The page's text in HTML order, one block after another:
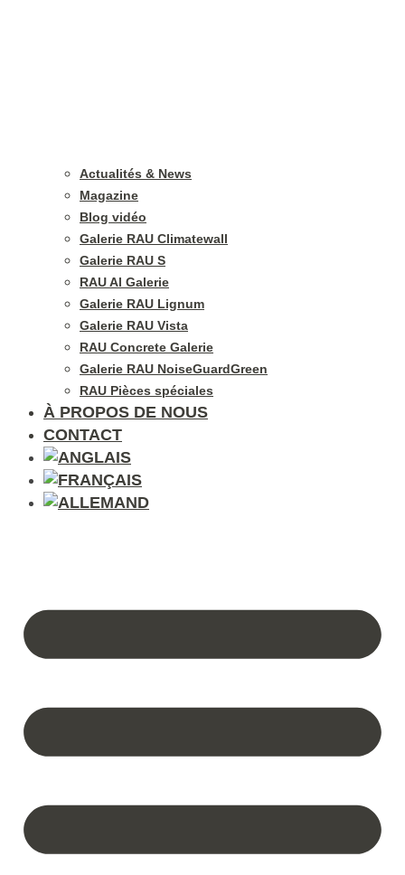
Actualités & News
Magazine
Blog vidéo
Galerie RAU Climatewall
Galerie RAU S
RAU Al Galerie
Galerie RAU Lignum
Galerie RAU Vista
RAU Concrete Galerie
Galerie RAU NoiseGuardGreen
RAU Pièces spéciales
À PROPOS DE NOUS
CONTACT